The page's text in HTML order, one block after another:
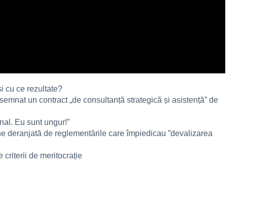
cu ce rezultate?
un contract „de consultanță strategică și asistență” de
Eu sunt ungur!”
deranjată de reglementările care împiedicau ”devalizarea
criterii de meritocrație